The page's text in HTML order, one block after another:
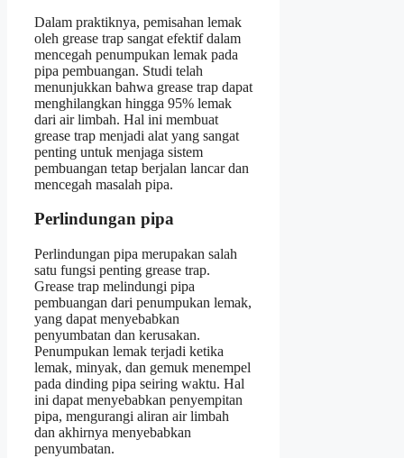
Dalam praktiknya, pemisahan lemak
oleh grease trap sangat efektif dalam
mencegah penumpukan lemak pada
pipa pembuangan. Studi telah
menunjukkan bahwa grease trap dapat
menghilangkan hingga 95% lemak
dari air limbah. Hal ini membuat
grease trap menjadi alat yang sangat
penting untuk menjaga sistem
pembuangan tetap berjalan lancar dan
mencegah masalah pipa.
Perlindungan pipa
Perlindungan pipa merupakan salah
satu fungsi penting grease trap.
Grease trap melindungi pipa
pembuangan dari penumpukan lemak,
yang dapat menyebabkan
penyumbatan dan kerusakan.
Penumpukan lemak terjadi ketika
lemak, minyak, dan gemuk menempel
pada dinding pipa seiring waktu. Hal
ini dapat menyebabkan penyempitan
pipa, mengurangi aliran air limbah
dan akhirnya menyebabkan
penyumbatan.